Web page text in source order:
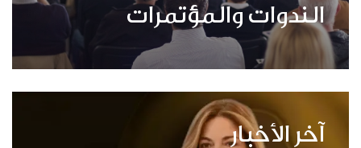
الندوات والمؤتمرات
آخر الأخبار